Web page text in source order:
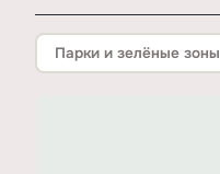
Парки и зелёные зоны